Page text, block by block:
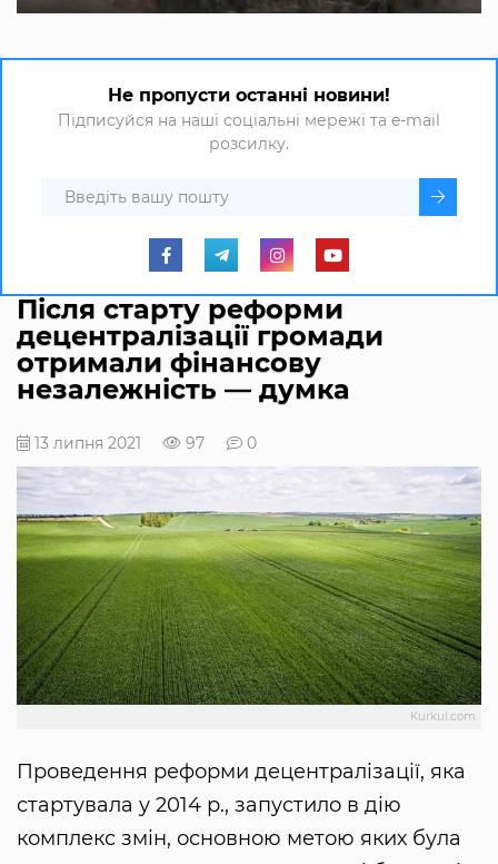
Не пропусти останні новини!
Підписуйся на наші соціальні мережі та e-mail
розсилку.
Після старту реформи
децентралізації громади
отримали фінансову
незалежність — думка
13 липня 2021 97 0
Kurkul.com
Проведення реформи децентралізації, яка
стартувала у 2014 р., запустило в дію
комплекс змін, основною метою яких була